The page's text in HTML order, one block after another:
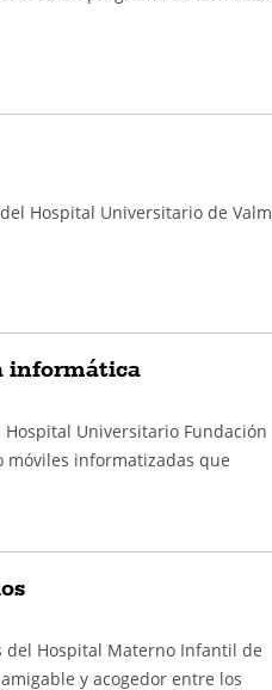
Hospital Universitario de
informática
Universitario Fundación
informatizadas que
del Hospital Materno Infantil de
y acogedor entre los